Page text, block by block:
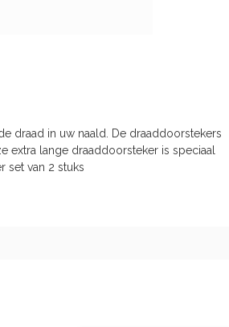
draad in uw naald. De draaddoorstekers
extra lange draaddoorsteker is speciaal
set van 2 stuks